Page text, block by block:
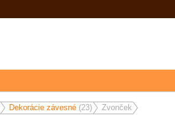
Dekorácie závesné (23) Zvonček